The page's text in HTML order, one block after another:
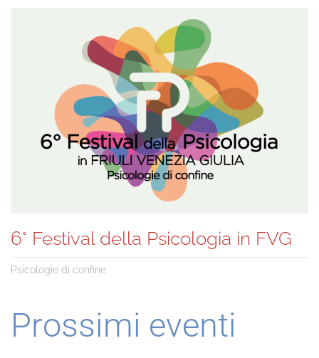
6° Festival della Psicologia in FVG
Psicologie di confine
Prossimi eventi